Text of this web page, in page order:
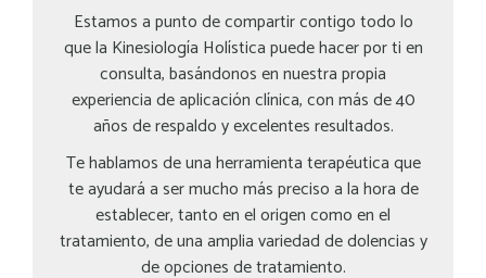
Estamos a punto de compartir contigo todo lo
que la Kinesiología Holística puede hacer por ti en
consulta, basándonos en nuestra propia
experiencia de aplicación clínica, con más de 40
años de respaldo y excelentes resultados.
Te hablamos de una herramienta terapéutica que
te ayudará a ser mucho más preciso a la hora de
establecer, tanto en el origen como en el
tratamiento, de una amplia variedad de dolencias y
de opciones de tratamiento.